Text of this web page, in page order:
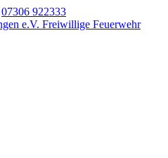
07306 922333
Freiwillige Feuerwehr